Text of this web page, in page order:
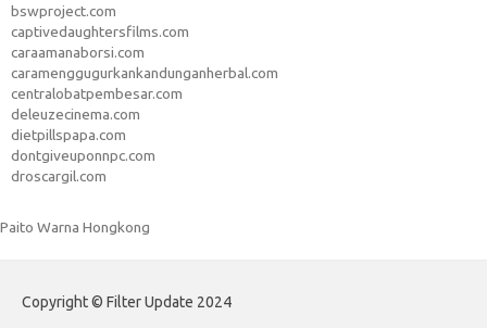
bswproject.com
captivedaughtersfilms.com
caraamanaborsi.com
caramenggugurkankandunganherbal.com
centralobatpembesar.com
deleuzecinema.com
dietpillspapa.com
dontgiveuponnpc.com
droscargil.com
Paito Warna Hongkong
Copyright © Filter Update 2024